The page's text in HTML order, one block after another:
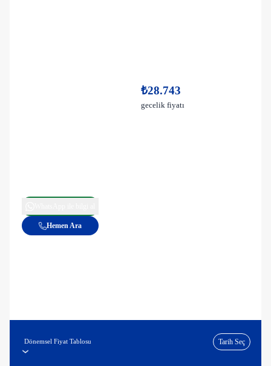
₺28.743
gecelik fiyatı
Hemen Ara
Dönemsel Fiyat Tablosu Tarih Seç